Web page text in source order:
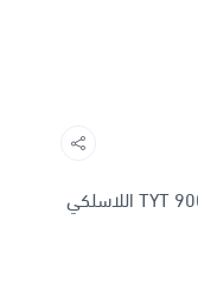
جهاز لاسلكي تي واي تي TYT 9000D – مصرح من هيئة الاتصالاتاحصل على جهاز TYT 9000D اللاسلكي